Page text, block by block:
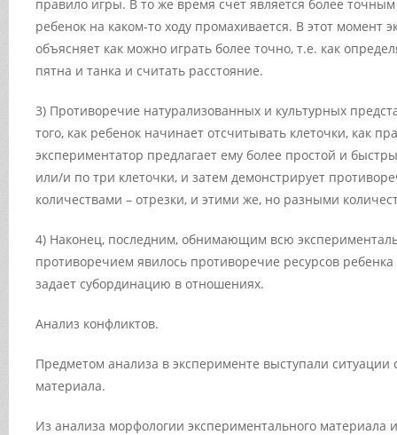
правило игры. В то же время счет является более
ребенок на каком-то ходу промахивается. В этот момент
объясняет как можно играть более точно, т.е. как
пятна и танка и считать расстояние.
3) Противоречие натурализованных и культурных
того, как ребенок начинает отсчитывать клеточки, как
экспериментатор предлагает ему более простой и
или/и по три клеточки, и затем демонстрирует
количествами – отрезки, и этими же, но разными
4) Наконец, последним, обнимающим всю
противоречием явилось противоречие ресурсов ребенка
задает субординацию в отношениях.
Анализ конфликтов.
Предметом анализа в эксперименте выступали ситуации
материала.
Из анализа морфологии экспериментального материала